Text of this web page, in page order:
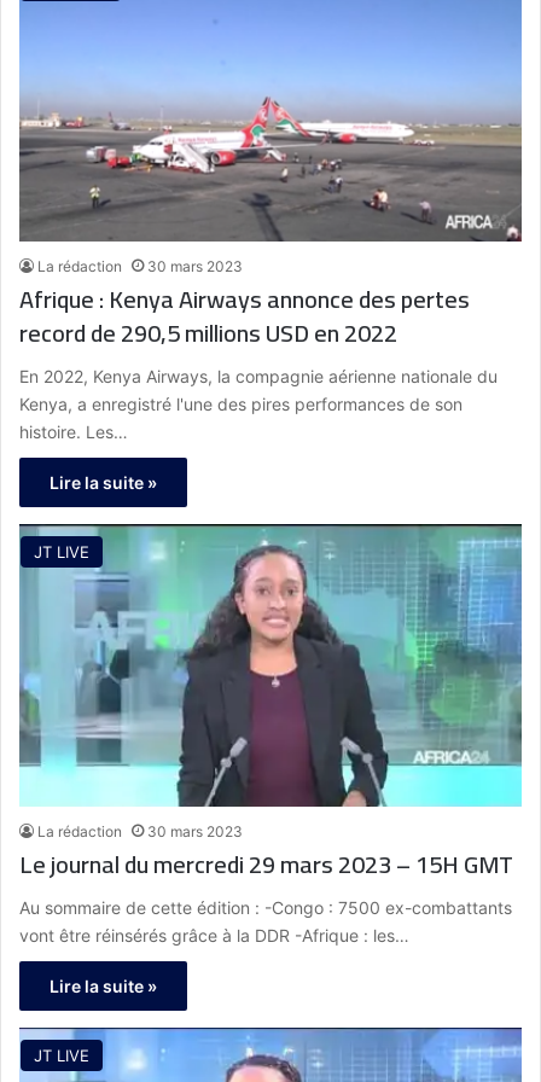
La rédaction 30 mars 2023
Afrique : Kenya Airways annonce des pertes
record de 290,5 millions USD en 2022
En 2022, Kenya Airways, la compagnie aérienne nationale du
Kenya, a enregistré l'une des pires performances de son
histoire. Les…
Lire la suite »
JT LIVE
La rédaction 30 mars 2023
Le journal du mercredi 29 mars 2023 – 15H GMT
Au sommaire de cette édition : -Congo : 7500 ex-combattants
vont être réinsérés grâce à la DDR -Afrique : les…
Lire la suite »
JT LIVE